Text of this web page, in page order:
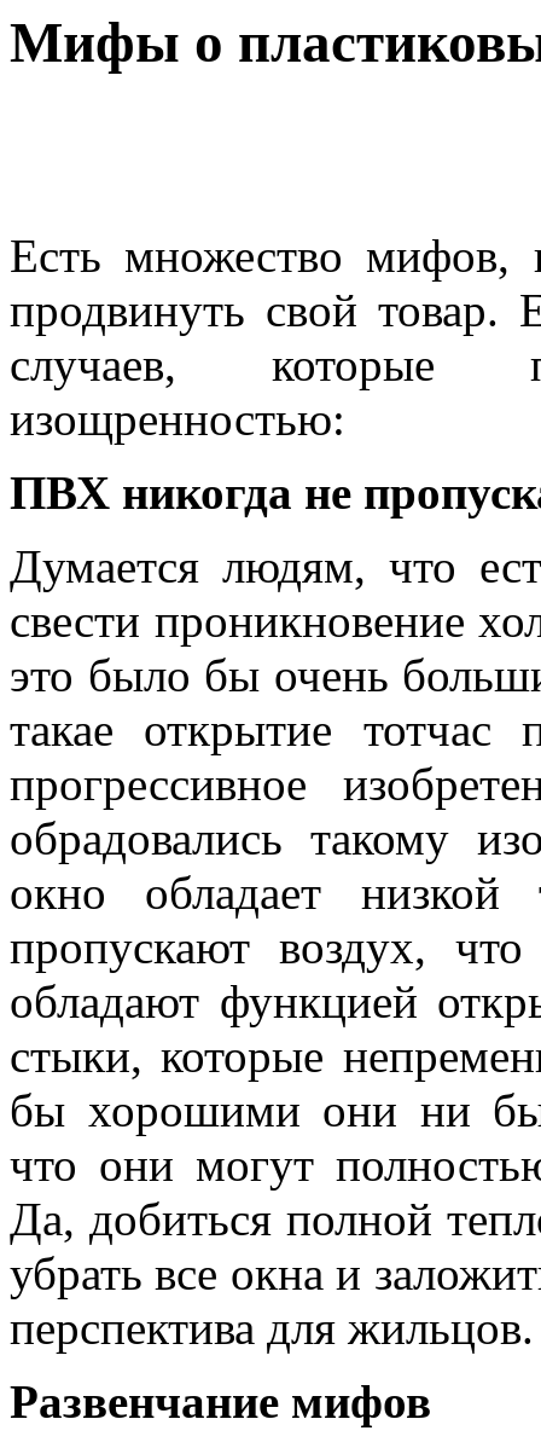
Мифы о
Есть множество мифов,
продвинуть свой товар.
случаев, которые
изощренностью:
ПВХ никогда не
Думается людям, что
свести проникновение
это было бы очень
такае открытие
прогрессивное
обрадовались такому
окно обладает низкой
пропускают воздух,
обладают функцией
стыки, которые
бы хорошими они ни
что они могут
Да, добиться полной
убрать все окна и
перспектива для
Развенчание мифов